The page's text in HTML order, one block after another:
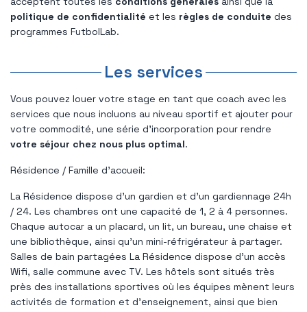
politique de confidentialité et les règles de conduite des
programmes FutbolLab.
Les services
Vous pouvez louer votre stage en tant que coach avec les
services que nous incluons au niveau sportif et ajouter pour
votre commodité, une série d'incorporation pour rendre
votre séjour chez nous plus optimal.
Résidence / Famille d'accueil:
La Résidence dispose d'un gardien et d'un gardiennage 24h
/ 24. Les chambres ont une capacité de 1, 2 à 4 personnes.
Chaque autocar a un placard, un lit, un bureau, une chaise et
une bibliothèque, ainsi qu'un mini-réfrigérateur à partager.
Salles de bain partagées La Résidence dispose d'un accès
Wifi, salle commune avec TV. Les hôtels sont situés très
près des installations sportives où les équipes mènent leurs
activités de formation et d'enseignement, ainsi que bien